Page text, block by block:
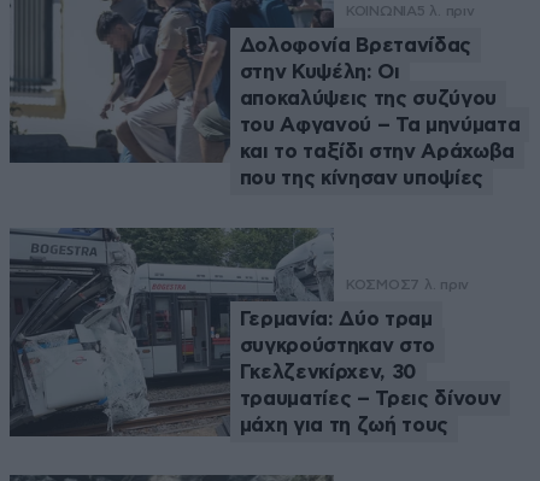
ΚΟΙΝΩΝΙΑ5 λ. πριν
Δολοφονία Βρετανίδας
στην Κυψέλη: Οι
αποκαλύψεις της συζύγου
του Αφγανού – Τα μηνύματα
και το ταξίδι στην Αράχωβα
που της κίνησαν υποψίες
ΚΟΣΜΟΣ7 λ. πριν
Γερμανία: Δύο τραμ
συγκρούστηκαν στο
Γκελζενκίρχεν, 30
τραυματίες – Τρεις δίνουν
μάχη για τη ζωή τους